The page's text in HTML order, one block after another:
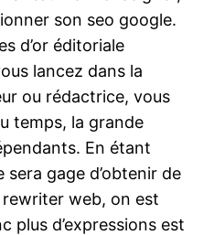
son seo google.
d’or éditoriale
lancez dans la
ou rédactrice, vous
temps, la grande
En étant
gage d’obtenir de
rewriter web, on est
plus d’expressions est